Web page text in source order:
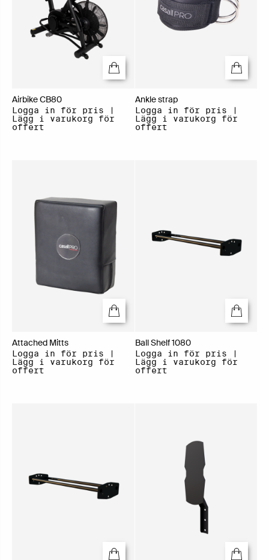
Airbike CB80
Logga in för pris |
Lägg i varukorg för
offert
Ankle strap
Logga in för pris |
Lägg i varukorg för
offert
Attached Mitts
Logga in för pris |
Lägg i varukorg för
offert
Ball Shelf 1080
Logga in för pris |
Lägg i varukorg för
offert